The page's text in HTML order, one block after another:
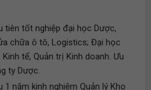
tiên tốt nghiệp đại học Dược,
chữa ô tô, Logistics; Đại học
tế, Quản trị Kinh doanh. Ưu
ty Dược.
1 năm kinh nghiệm Quản lý Kho